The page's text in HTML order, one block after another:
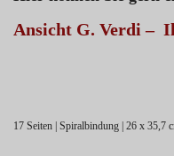
Ansicht G. Verdi –
17 Seiten | Spiralbindung | 26 x 35,7